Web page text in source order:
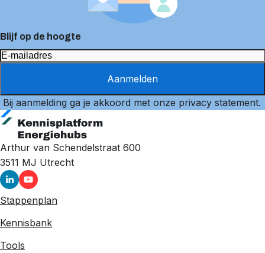
Blijf op de hoogte
Aanmelden
Bij aanmelding ga je akkoord met onze privacy statement.
Arthur van Schendelstraat 600
3511 MJ Utrecht
Stappenplan
Kennisbank
Tools